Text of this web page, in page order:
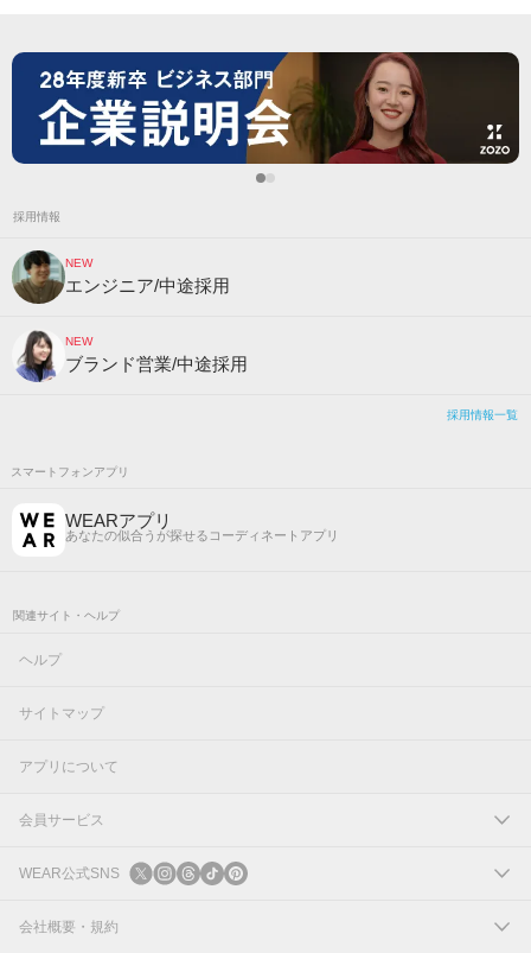
採用情報
NEW
エンジニア/中途採用
NEW
ブランド営業/中途採用
採用情報一覧
スマートフォンアプリ
WEARアプリ
あなたの似合うが探せるコーディネートアプリ
関連サイト・ヘルプ
ヘルプ
サイトマップ
アプリについて
会員サービス
ログイン
新規会員登録
WEAR公式SNS
X
会社概要・規約